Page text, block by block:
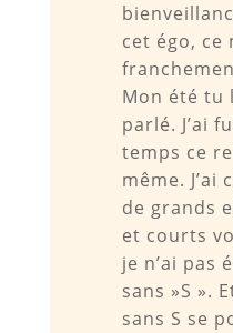
cet égo, ce
Mon été tu
parlé. J’ai
temps ce
même. J’ai
de grands
et courts
je n’ai pas
sans »S ».
sans S se